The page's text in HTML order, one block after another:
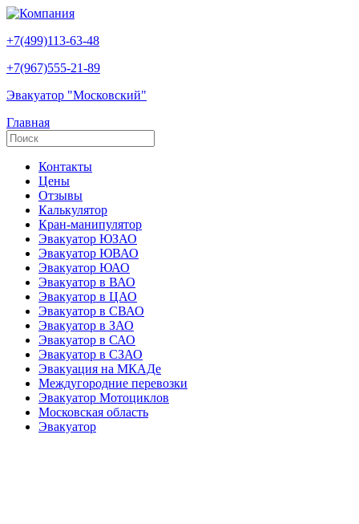
+7(499)113-63-48
+7(967)555-21-89
Эвакуатор "Московский"
Главная
Контакты
Цены
Отзывы
Калькулятор
Кран-манипулятор
Эвакуатор ЮЗАО
Эвакуатор ЮВАО
Эвакуатор ЮАО
Эвакуатор в ВАО
Эвакуатор в ЦАО
Эвакуатор в СВАО
Эвакуатор в ЗАО
Эвакуатор в САО
Эвакуатор в СЗАО
Эвакуация на МКАДе
Междугородние перевозки
Эвакуатор Мотоциклов
Московская область
Эвакуатор